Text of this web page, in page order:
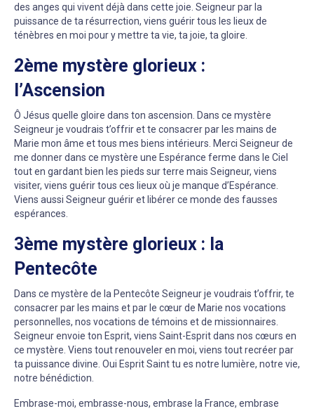
des anges qui vivent déjà dans cette joie. Seigneur par la
puissance de ta résurrection, viens guérir tous les lieux de
ténèbres en moi pour y mettre ta vie, ta joie, ta gloire.
2ème mystère glorieux :
l’Ascension
Ô Jésus quelle gloire dans ton ascension. Dans ce mystère
Seigneur je voudrais t’offrir et te consacrer par les mains de
Marie mon âme et tous mes biens intérieurs. Merci Seigneur de
me donner dans ce mystère une Espérance ferme dans le Ciel
tout en gardant bien les pieds sur terre mais Seigneur, viens
visiter, viens guérir tous ces lieux où je manque d’Espérance.
Viens aussi Seigneur guérir et libérer ce monde des fausses
espérances.
3ème mystère glorieux : la
Pentecôte
Dans ce mystère de la Pentecôte Seigneur je voudrais t’offrir, te
consacrer par les mains et par le cœur de Marie nos vocations
personnelles, nos vocations de témoins et de missionnaires.
Seigneur envoie ton Esprit, viens Saint-Esprit dans nos cœurs en
ce mystère. Viens tout renouveler en moi, viens tout recréer par
ta puissance divine. Oui Esprit Saint tu es notre lumière, notre vie,
notre bénédiction.
Embrase-moi, embrasse-nous, embrase la France, embrase